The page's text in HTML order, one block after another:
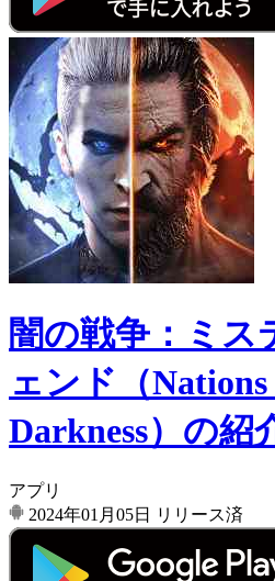
闇の戦争：ミス
ェンド（
Darkness）の紹
アプリ
2024年01月05日
リリース済